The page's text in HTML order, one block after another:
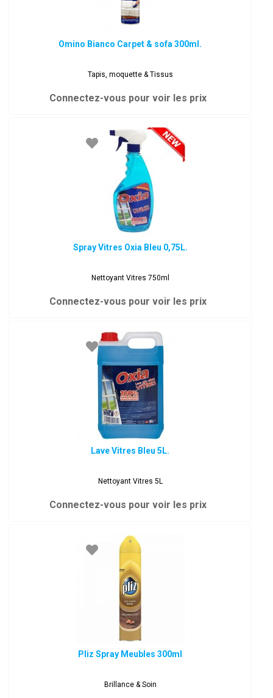
Omino Bianco Carpet & sofa 300ml.
Tapis, moquette & Tissus
Connectez-vous pour voir les prix
Spray Vitres Oxia Bleu 0,75L.
Nettoyant Vitres 750ml
Connectez-vous pour voir les prix
Lave Vitres Bleu 5L.
Nettoyant Vitres 5L
Connectez-vous pour voir les prix
Pliz Spray Meubles 300ml
Brillance & Soin